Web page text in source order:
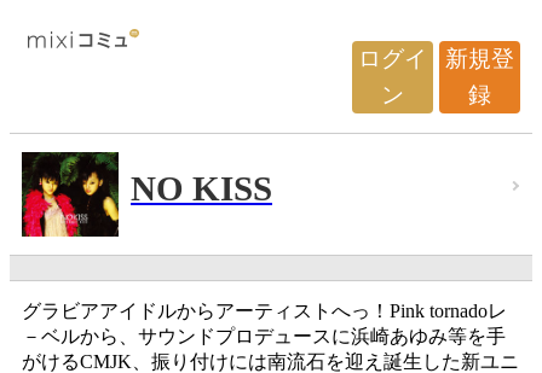
ログイ
ン
新規登
録
NO KISS
グラビアアイドルからアーティストへっ！Pink tornadoレ
－ベルから、サウンドプロデュースに浜崎あゆみ等を手
がけるCMJK、振り付けには南流石を迎え誕生した新ユニ